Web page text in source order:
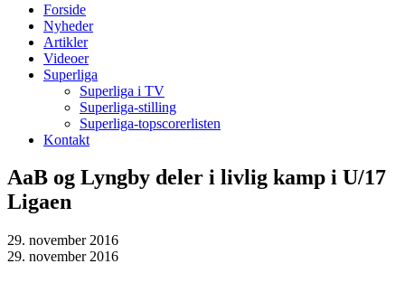
Forside
Nyheder
Artikler
Videoer
Superliga
Superliga i TV
Superliga-stilling
Superliga-topscorerlisten
Kontakt
AaB og Lyngby deler i livlig kamp i U/17
Ligaen
29. november 2016
29. november 2016